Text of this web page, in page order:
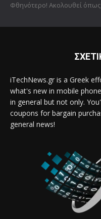
Φθηνότερο! Ακολουθεί όπως
iTechNews.gr is a Greek
what's new in mobile
in general but not only.
coupons for bargain
general news!